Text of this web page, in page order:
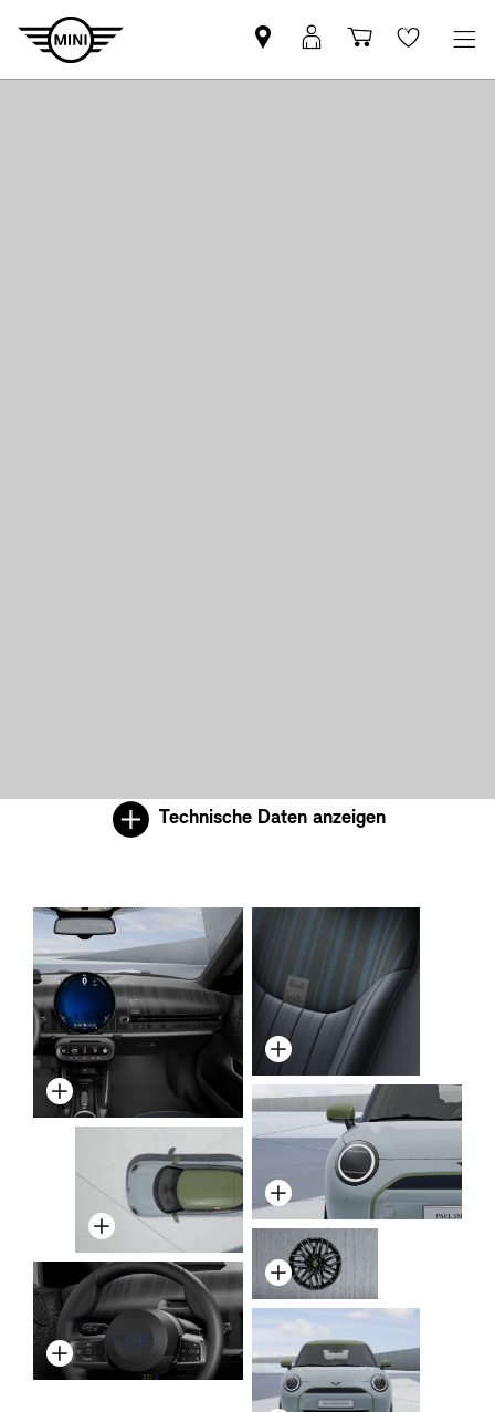
MINI
Partner
MINI
Login
Wishlist
Technische Daten anzeigen